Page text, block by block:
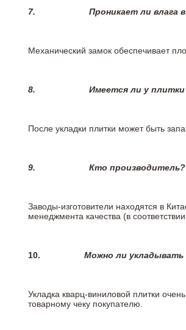
7. Проникает ли влага
Механический замок обеспечивает
8. Имеется ли у плитки
После укладки плитки может быть
9. Кто производитель?
Заводы-изготовители находятся в
менеджмента качества (в
10. Можно ли
Укладка кварц-виниловой плитки
товарному чеку покупателю.